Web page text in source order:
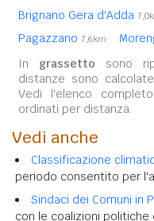
Brignano Gera d'Adda
Pagazzano 7,6km
In grassetto sono
distanze sono
Vedi l'elenco
ordinati per distanza.
Vedi anche
Classificazione
periodo consentito per
Sindaci dei Comuni in
con le coalizioni politiche